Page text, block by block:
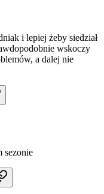
i lepiej żeby siedział
wskoczy
a dalej nie
sezonie